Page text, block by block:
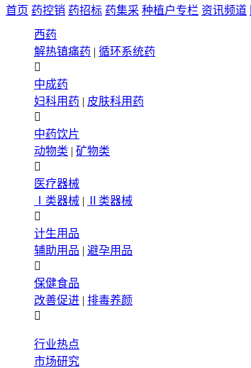
首页 药控销 药招标 药集采 种植户专栏 资讯频道
西药
解热镇痛药 | 循环系统药

中成药
妇科用药 | 皮肤科用药

中药饮片
动物类 | 矿物类

医疗器械
Ⅰ类器械 |
Ⅱ类器械

计生用品
辅助用品 | 避孕用品

保健食品
改善促进 | 排毒养颜

行业热点
市场研究